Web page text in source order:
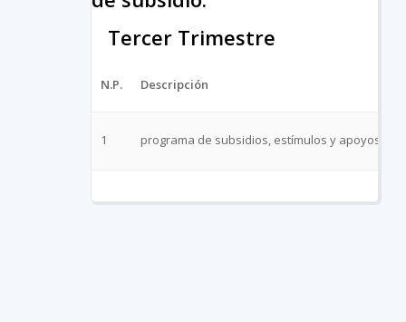
Tercer Trimestre
N.P. Descripción
1 programa de subsidios, estímulos y apoyos